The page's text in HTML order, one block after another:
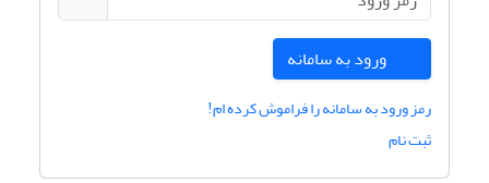
ورود به سامانه
رمز ورود به سامانه را فراموش کرده ام!
ثبت نام